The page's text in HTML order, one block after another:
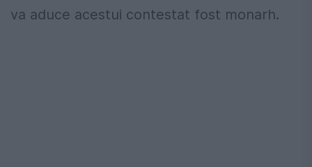
va aduce acestui contestat fost monarh.